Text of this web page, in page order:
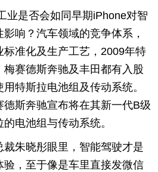
业是否会如同早期iPhone对智
响？汽车领域的竞争体系，
准化及生产工艺，2009年特
赛德斯奔驰及丰田都有入股
特斯拉电池组及传动系统。
斯奔驰宣布将在其新一代B级
电池组与传动系统。
裁朱晓彤眼里，智能驾驶才是
验，至于像是车里直接发微信